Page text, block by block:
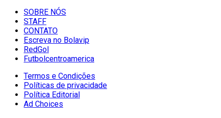
SOBRE NÓS
STAFF
CONTATO
Escreva no Bolavip
RedGol
Futbolcentroamerica
Termos e Condições
Políticas de privacidade
Política Editorial
Ad Choices